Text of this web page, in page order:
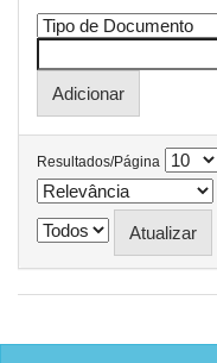
Resultados/Página